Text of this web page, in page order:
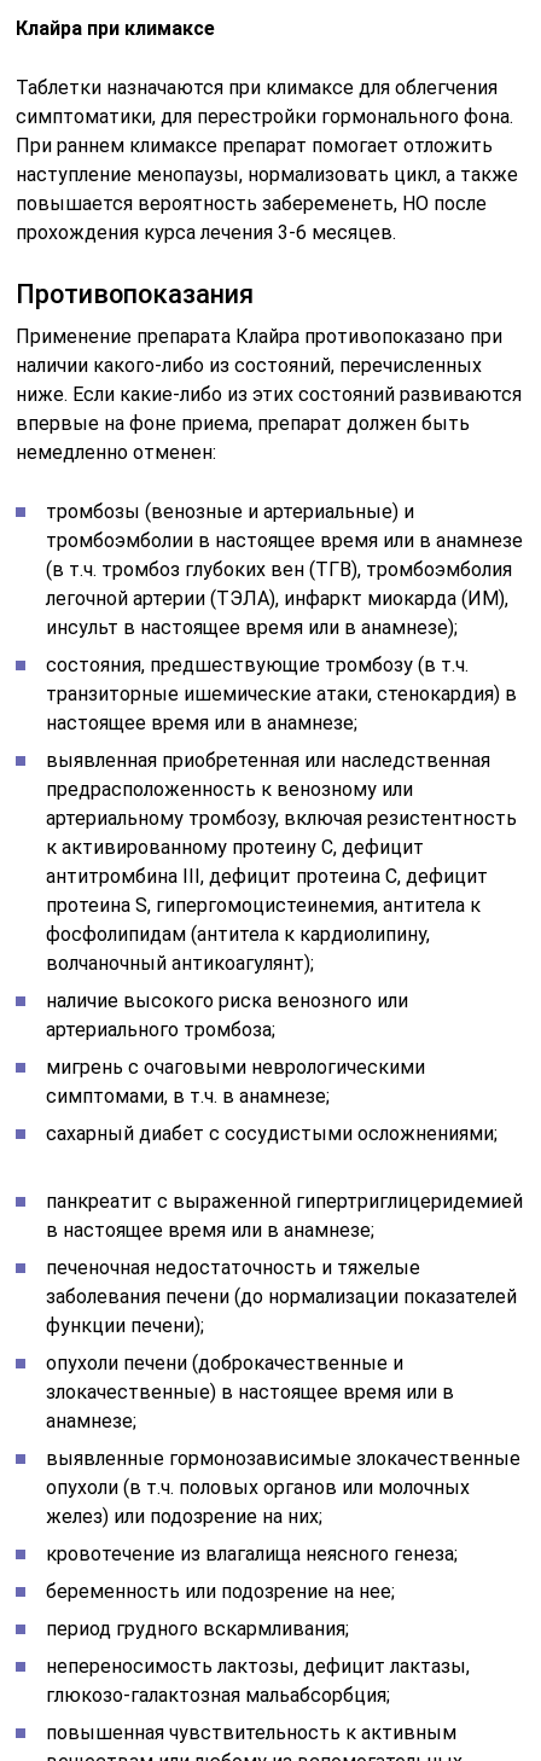
Клайра при климаксе
Таблетки назначаются при климаксе для облегчения
симптоматики, для перестройки гормонального фона.
При раннем климаксе препарат помогает отложить
наступление менопаузы, нормализовать цикл, а также
повышается вероятность забеременеть, НО после
прохождения курса лечения 3-6 месяцев.
Противопоказания
Применение препарата Клайра противопоказано при
наличии какого-либо из состояний, перечисленных
ниже. Если какие-либо из этих состояний развиваются
впервые на фоне приема, препарат должен быть
немедленно отменен:
тромбозы (венозные и артериальные) и
тромбоэмболии в настоящее время или в анамнезе
(в т.ч. тромбоз глубоких вен (ТГВ), тромбоэмболия
легочной артерии (ТЭЛА), инфаркт миокарда (ИМ),
инсульт в настоящее время или в анамнезе);
состояния, предшествующие тромбозу (в т.ч.
транзиторные ишемические атаки, стенокардия) в
настоящее время или в анамнезе;
выявленная приобретенная или наследственная
предрасположенность к венозному или
артериальному тромбозу, включая резистентность
к активированному протеину С, дефицит
антитромбина III, дефицит протеина С, дефицит
протеина S, гипергомоцистеинемия, антитела к
фосфолипидам (антитела к кардиолипину,
волчаночный антикоагулянт);
наличие высокого риска венозного или
артериального тромбоза;
мигрень с очаговыми неврологическими
симптомами, в т.ч. в анамнезе;
сахарный диабет с сосудистыми осложнениями;
панкреатит с выраженной гипертриглицеридемией
в настоящее время или в анамнезе;
печеночная недостаточность и тяжелые
заболевания печени (до нормализации показателей
функции печени);
опухоли печени (доброкачественные и
злокачественные) в настоящее время или в
анамнезе;
выявленные гормонозависимые злокачественные
опухоли (в т.ч. половых органов или молочных
желез) или подозрение на них;
кровотечение из влагалища неясного генеза;
беременность или подозрение на нее;
период грудного вскармливания;
непереносимость лактозы, дефицит лактазы,
глюкозо-галактозная мальабсорбция;
повышенная чувствительность к активным